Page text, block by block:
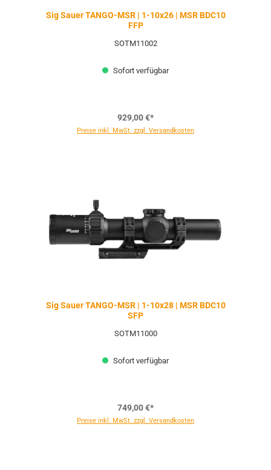
Sig Sauer TANGO-MSR | 1-10x26 | MSR BDC10
FFP
SOTM11002
Sofort verfügbar
929,00 €*
Preise inkl. MwSt. zzgl. Versandkosten
Sig Sauer TANGO-MSR | 1-10x28 | MSR BDC10
SFP
SOTM11000
Sofort verfügbar
749,00 €*
Preise inkl. MwSt. zzgl. Versandkosten